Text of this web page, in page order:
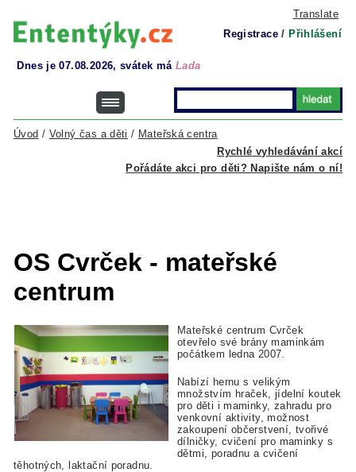
Translate
Registrace / Přihlášení
Dnes je 07.08.2026, svátek má Lada
Rychlé vyhledávání akcí
Úvod / Volný čas a děti / Mateřská centra
Pořádáte akci pro děti? Napište nám o ní!
OS Cvrček - mateřské
centrum
Mateřské centrum Cvrček
otevřelo své brány maminkám
počátkem ledna 2007.
Nabízí hernu s velikým
množstvím hraček, jídelní koutek
pro děti i maminky, zahradu pro
venkovní aktivity, možnost
zakoupení občerstvení, tvořivé
dílničky, cvičení pro maminky s
dětmi, poradnu a cvičení
těhotných, laktační poradnu.